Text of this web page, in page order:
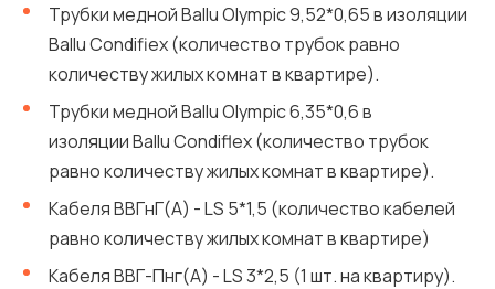
Трубки медной Ballu Olympic 9,52*0,65 в изоляции
Ballu Condifiex (количество трубок равно
количеству жилых комнат в квартире).
Трубки медной Ballu Olympic 6,35*0,6 в
изоляции Ballu Condiflex (количество трубок
равно количеству жилых комнат в квартире).
Кабеля ВВГнГ(А) - LS 5*1,5 (количество кабелей
равно количеству жилых комнат в квартире)
Кабеля ВВГ-Пнг(A) - LS 3*2,5 (1 шт. на квартиру).